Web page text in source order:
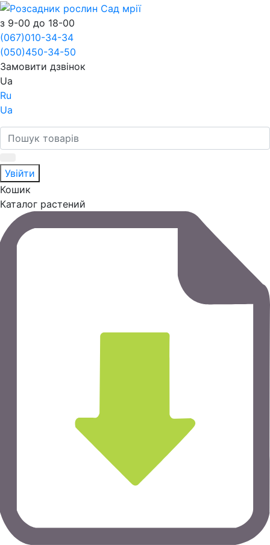
з 9-00 до 18-00
(067)010-34-34
(050)450-34-50
Замовити дзвінок
Ua
Ru
Ua
Увійти
Кошик
Каталог растений